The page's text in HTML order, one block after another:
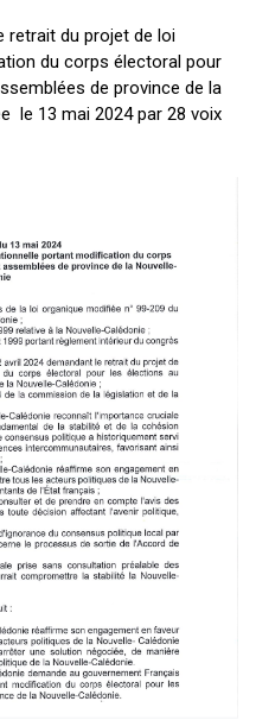
retrait du projet de loi
du corps électoral pour
de province de la
le 13 mai 2024 par 28 voix